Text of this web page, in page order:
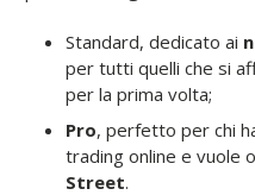
Standard, dedicato ai
per tutti quelli che si
per la prima volta;
Pro, perfetto per chi
trading online e vuole
Street.